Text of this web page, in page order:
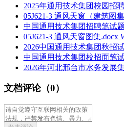
2025年通用技术集团校园招
05J621-3 通风天窗（建筑图
中国通用技术集团招聘笔试
05J621-3 通风天窗图集.docx
2026中国通用技术集团秋招
中国通用技术集团校招面笔
2026年河北邢台市水务发展
文档评论（0）